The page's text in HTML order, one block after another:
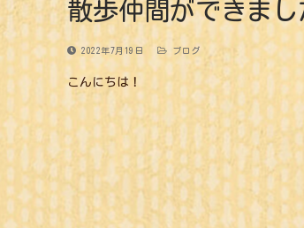
散歩仲間ができまし
2022年7月19日 ブログ
こんにちは！